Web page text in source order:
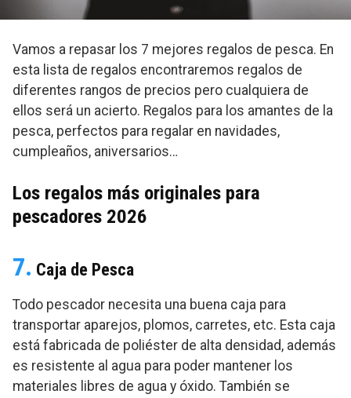
Vamos a repasar los 7 mejores regalos de pesca. En
esta lista de regalos encontraremos regalos de
diferentes rangos de precios pero cualquiera de
ellos será un acierto. Regalos para los amantes de la
pesca, perfectos para regalar en navidades,
cumpleaños, aniversarios…
Los regalos más originales para
pescadores 2026
7. Caja de Pesca
Todo pescador necesita una buena caja para
transportar aparejos, plomos, carretes, etc. Esta caja
está fabricada de poliéster de alta densidad, además
es resistente al agua para poder mantener los
materiales libres de agua y óxido. También se